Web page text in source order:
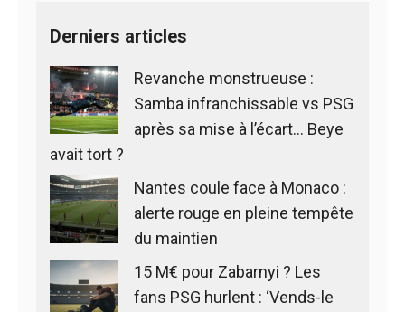
Derniers articles
Revanche monstrueuse :
Samba infranchissable vs PSG
après sa mise à l’écart… Beye
avait tort ?
Nantes coule face à Monaco :
alerte rouge en pleine tempête
du maintien
15 M€ pour Zabarnyi ? Les
fans PSG hurlent : ‘Vends-le